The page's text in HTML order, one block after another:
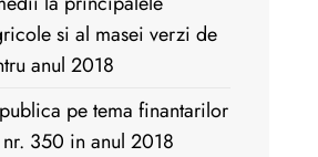
si al masei verzi de
anul 2018
pe tema finantarilor
350 in anul 2018